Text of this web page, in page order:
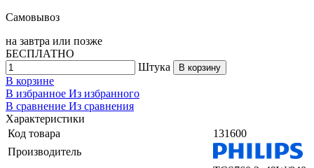
Самовывоз
на завтра или позже
БЕСПЛАТНО
Штука
В корзину
В корзине
В избранное Из избранного
В сравнение Из сравнения
Характеристики
Код товара
131600
Производитель